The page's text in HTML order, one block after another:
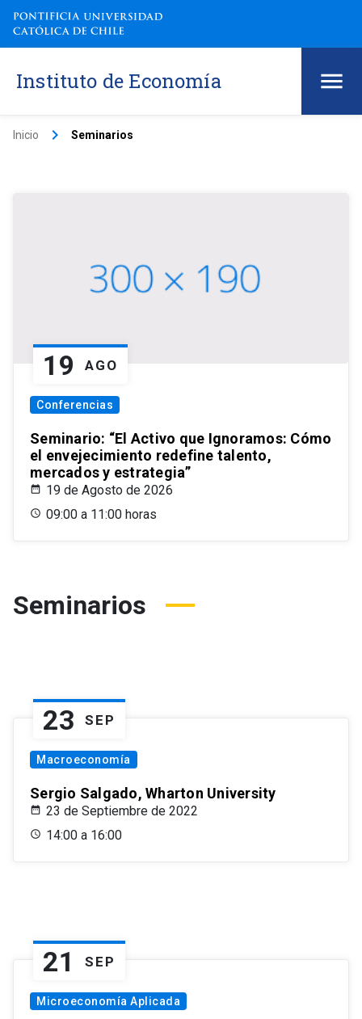
Instituto de Economía
Inicio keyboard_arrow_right Seminarios
19 AGO
Conferencias
Seminario: “El Activo que Ignoramos: Cómo
el envejecimiento redefine talento,
mercados y estrategia”
19 de Agosto de 2026
09:00 a 11:00 horas
Seminarios
23 SEP
Macroeconomía
Sergio Salgado, Wharton University
23 de Septiembre de 2022
14:00 a 16:00
21 SEP
Microeconomía Aplicada